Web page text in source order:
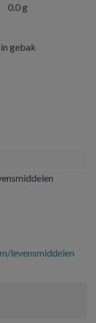
0.0 g
gebak
levensmiddelen